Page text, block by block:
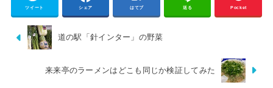
ツイート シェア はてブ 送る Pocket
道の駅「針インター」の野菜
来来亭のラーメンはどこも同じか検証してみた